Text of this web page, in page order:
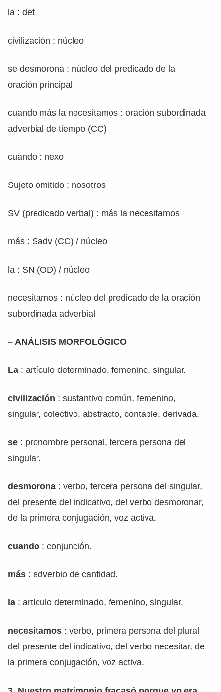
la : det
civilización : núcleo
se desmorona : núcleo del predicado de la
oración principal
cuando más la necesitamos : oración subordinada
adverbial de tiempo (CC)
cuando : nexo
Sujeto omitido : nosotros
SV (predicado verbal) : más la necesitamos
más : Sadv (CC) / núcleo
la : SN (OD) / núcleo
necesitamos : núcleo del predicado de la oración
subordinada adverbial
– ANÁLISIS MORFOLÓGICO
La : artículo determinado, femenino, singular.
civilización : sustantivo común, femenino,
singular, colectivo, abstracto, contable, derivada.
se : pronombre personal, tercera persona del
singular.
desmorona : verbo, tercera persona del singular,
del presente del indicativo, del verbo desmoronar,
de la primera conjugación, voz activa.
cuando : conjunción.
más : adverbio de cantidad.
la : artículo determinado, femenino, singular.
necesitamos : verbo, primera persona del plural
del presente del indicativo, del verbo necesitar, de
la primera conjugación, voz activa.